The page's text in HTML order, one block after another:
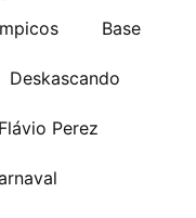
Base
Deskascando
Perez